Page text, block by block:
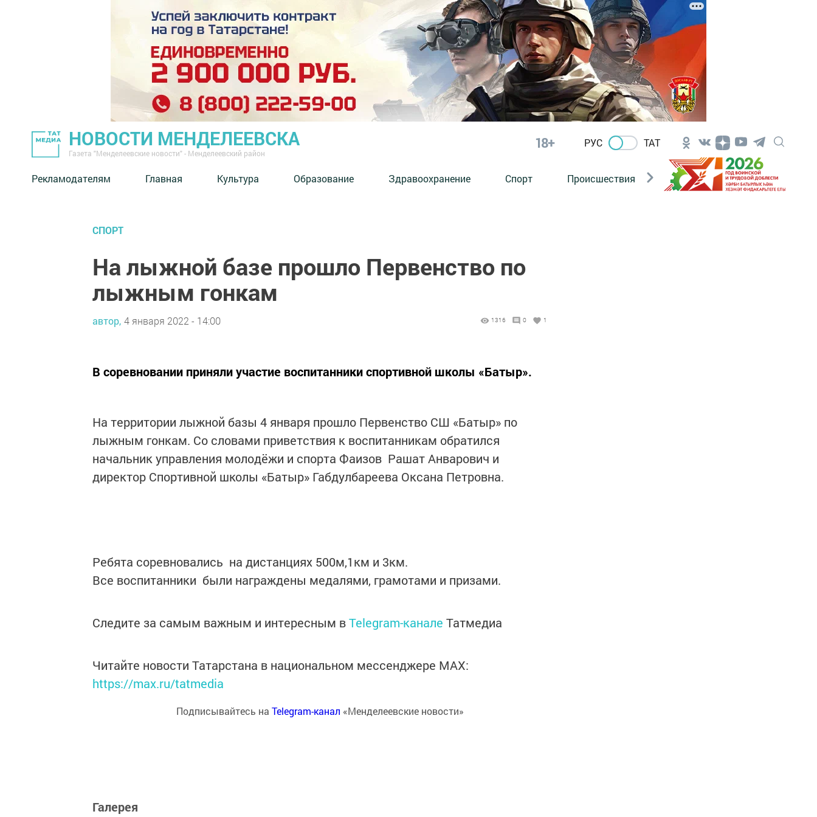
НОВОСТИ МЕНДЕЛЕЕВСКА
Газета "Менделеевские новости" - Менделеевский район
18+ РУС ТАТ
Рекламодателям Главная Культура Образование Здравоохранение Спорт Происшествия Новости Госавтоинспекции
СПОРТ
На лыжной базе прошло Первенство по
лыжным гонкам
автор, 4 января 2022 - 14:00 1316 0 1
В соревновании приняли участие воспитанники спортивной школы «Батыр».
На территории лыжной базы 4 января прошло Первенство СШ «Батыр» по
лыжным гонкам. Со словами приветствия к воспитанникам обратился
начальник управления молодёжи и спорта Фаизов Рашат Анварович и
директор Спортивной школы «Батыр» Габдулбареева Оксана Петровна.
Ребята соревновались на дистанциях 500м,1км и 3км.
Все воспитанники были награждены медалями, грамотами и призами.
Следите за самым важным и интересным вTelegram-канале Татмедиа
Читайте новости Татарстана в национальном мессенджере MАХ:
https://max.ru/tatmedia
Подписывайтесь на Telegram-канал «Менделеевские новости»
Галерея